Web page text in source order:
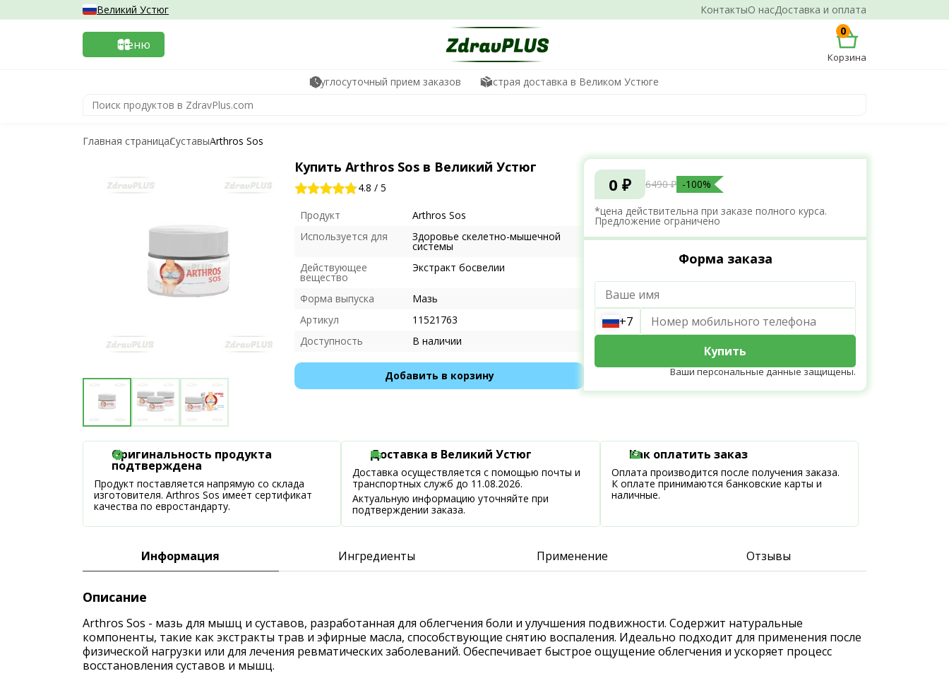
КонтактыО насДоставка и оплата
Великий Устюг
Меню
0
Корзина
Круглосуточный прием заказов Быстрая доставка в Великом Устюге
Главная страницаСуставыArthros Sos
Купить Arthros Sos в Великий Устюг
4.8 / 5
Продукт
Arthros Sos
Используется для
Здоровье скелетно-мышечной
системы
Действующее
вещество
Экстракт босвелии
Форма выпуска
Мазь
Артикул
11521763
Доступность
В наличии
Добавить в корзину
0 ₽ 6490 ₽ -100%
*цена действительна при заказе полного курса.
Предложение ограничено
Форма заказа
+7
Купить
Ваши персональные данные защищены.
Оригинальность продукта
подтверждена
Продукт поставляется напрямую со склада
изготовителя. Arthros Sos имеет сертификат
качества по евростандарту.
Доставка в Великий Устюг
Доставка осуществляется с помощью почты и
транспортных служб до 11.08.2026.
Актуальную информацию уточняйте при
подтверждении заказа.
Как оплатить заказ
Оплата производится после получения заказа.
К оплате принимаются банковские карты и
наличные.
Информация Ингредиенты Применение Отзывы
Описание
Arthros Sos - мазь для мышц и суставов, разработанная для облегчения боли и улучшения подвижности. Содержит натуральные
компоненты, такие как экстракты трав и эфирные масла, способствующие снятию воспаления. Идеально подходит для применения после
физической нагрузки или для лечения ревматических заболеваний. Обеспечивает быстрое ощущение облегчения и ускоряет процесс
восстановления суставов и мышц.